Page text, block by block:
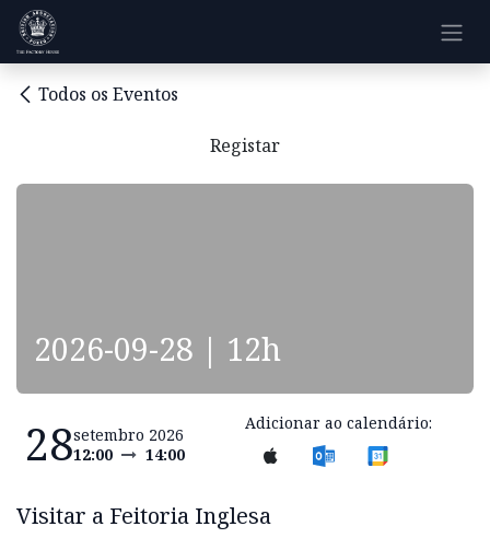
Pular para o conteúdo
Todos os Eventos
Registar
2026-09-28 | 12h
28setembro 2026
12:00
14:00
Adicionar ao calendário:
Visitar a Feitoria Inglesa